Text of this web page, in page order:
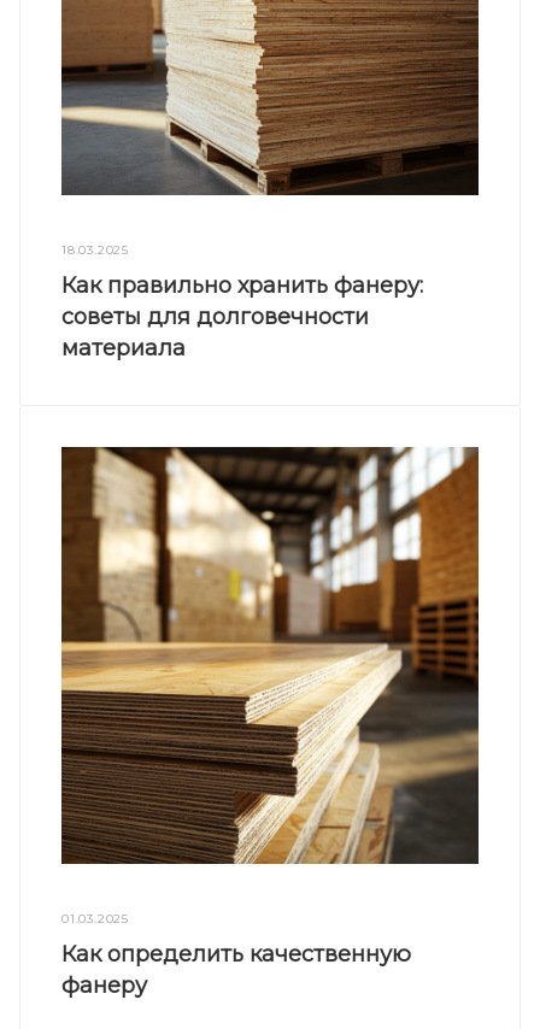
18.03.2025
Как правильно хранить фанеру:
советы для долговечности
материала
01.03.2025
Как определить качественную
фанеру